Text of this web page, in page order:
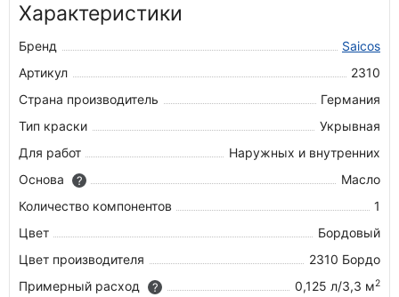
Характеристики
Бренд
Saicos
Артикул
2310
Страна производитель
Германия
Тип краски
Укрывная
Для работ
Наружных и внутренних
Основа
?
Масло
Количество компонентов
1
Цвет
Бордовый
Цвет производителя
2310 Бордо
Примерный расход
? 0,125 л/3,3 м2